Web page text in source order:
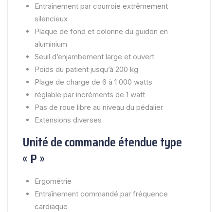
Entraînement par courroie extrêmement
silencieux
Plaque de fond et colonne du guidon en
aluminium
Seuil d’enjambement large et ouvert
Poids du patient jusqu’à 200 kg
Plage de charge de 6 à 1 000 watts
réglable par incréments de 1 watt
Pas de roue libre au niveau du pédalier
Extensions diverses
Unité de commande étendue type
« P »
Ergométrie
Entraînement commandé par fréquence
cardiaque